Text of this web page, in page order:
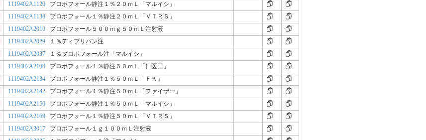
1119402A1120
プロポフォール静注１％２０ｍＬ「マルイシ」
1119402A1138
プロポフォール１％静注２０ｍＬ「ＶＴＲＳ」
1119402A2010
プロポフォール５００ｍｇ５０ｍＬ注射液
1119402A2029
１％ディプリバン注
1119402A2037
１％プロポフォール注「マルイシ」
1119402A2100
プロポフォール１％静注５０ｍＬ「日医工」
1119402A2134
プロポフォール静注１％５０ｍＬ「ＦＫ」
1119402A2142
プロポフォール１％静注５０ｍＬ「ファイザー」
1119402A2150
プロポフォール静注１％５０ｍＬ「マルイシ」
1119402A2169
プロポフォール１％静注５０ｍＬ「ＶＴＲＳ」
1119402A3017
プロポフォール１ｇ１００ｍＬ注射液